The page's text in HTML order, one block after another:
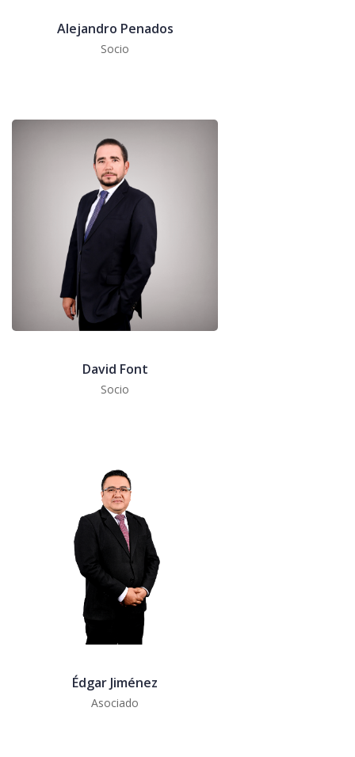
Alejandro Penados
Socio
David Font
Socio
Édgar Jiménez
Asociado